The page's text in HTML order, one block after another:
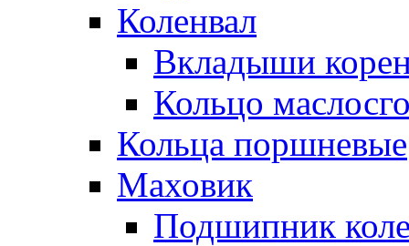
Коленвал
Вкладыши
Кольцо
Кольца поршневые
Маховик
Подшипник